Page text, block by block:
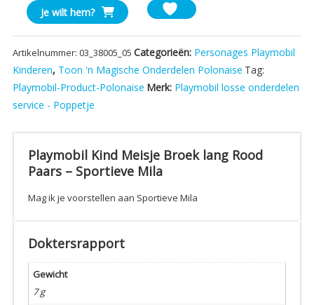
Playmobil
Kind
Meisje
Broek
lang
Rood
Paars
Sportieve
aantal
Je wilt hem?
Artikelnummer: 03_38005_05 Categorieën: Personages Playmobil
Kinderen, Toon 'n Magische Onderdelen Polonaise Tag:
Playmobil-Product-Polonaise Merk: Playmobil losse onderdelen
service - Poppetje
Playmobil Kind Meisje Broek lang Rood
Paars – Sportieve Mila
Mag ik je voorstellen aan Sportieve Mila
Doktersrapport
Gewicht
7 g